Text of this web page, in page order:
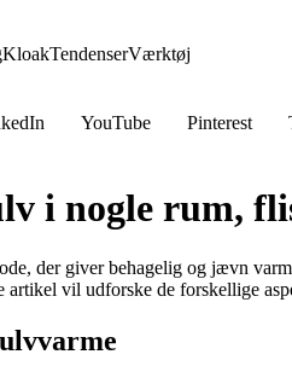
KloakTendenserVærktøj
YouTube Pinterest
i nogle rum,
der giver behagelig og jævn
vil udforske de forskellige